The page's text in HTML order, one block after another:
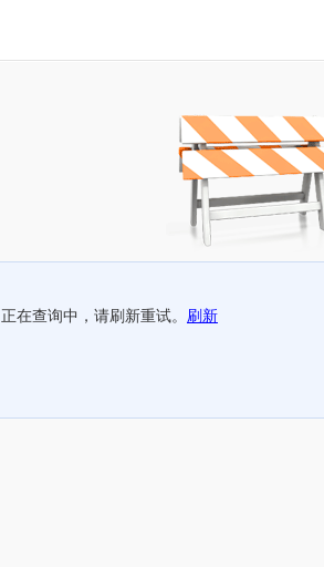
正在查询中，请刷新重试。 刷新